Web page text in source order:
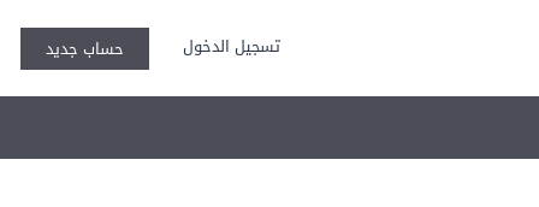
تسجيل الدخول حساب جديد